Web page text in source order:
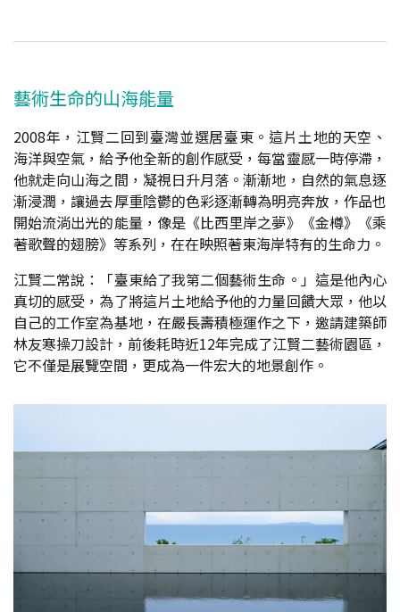
藝術生命的山海能量
2008年，江賢二回到臺灣並選居臺東。這片土地的天空、
海洋與空氣，給予他全新的創作感受，每當靈感一時停滯，
他就走向山海之間，凝視日升月落。漸漸地，自然的氣息逐
漸浸潤，讓過去厚重陰鬱的色彩逐漸轉為明亮奔放，作品也
開始流淌出光的能量，像是《比西里岸之夢》《金樽》《乘
著歌聲的翅膀》等系列，在在映照著東海岸特有的生命力。
江賢二常說：「臺東給了我第二個藝術生命。」這是他內心
真切的感受，為了將這片土地給予他的力量回饋大眾，他以
自己的工作室為基地，在嚴長壽積極運作之下，邀請建築師
林友寒操刀設計，前後耗時近12年完成了江賢二藝術園區，
它不僅是展覽空間，更成為一件宏大的地景創作。